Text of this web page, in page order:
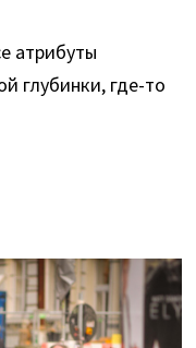
атрибуты
глубинки, где-то